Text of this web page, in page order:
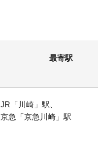
最寄駅
JR「川崎」駅、
京急「京急川崎」駅